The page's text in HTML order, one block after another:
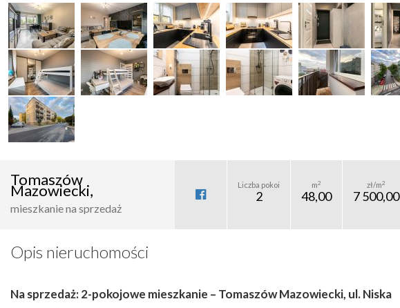
Tomaszów
Mazowiecki,
mieszkanie na sprzedaż
Liczba pokoi
2
m2
48,00
zł/m2
7 500,00
Opis nieruchomości
Na sprzedaż: 2-pokojowe mieszkanie – Tomaszów Mazowiecki, ul. Niska